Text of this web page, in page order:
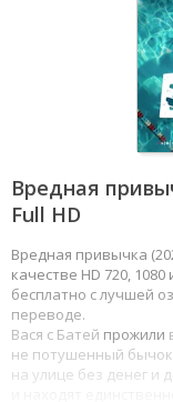
Вредная
Full HD
Вредная привычка
качестве HD 720,
бесплатно с лучшей
переводе.
Вася с Батей прожили
не потушенный бычок
на улице без денег и